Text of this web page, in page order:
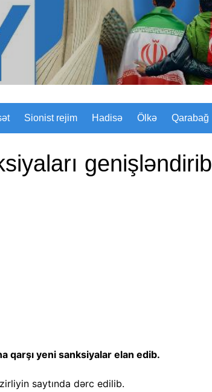
Sizinyol.org
Sionist rejim Hadisə Ölkə Qarabağ
genişləndirib
qarşı yeni sanksiyalar elan edib.
saytında dərc edilib.